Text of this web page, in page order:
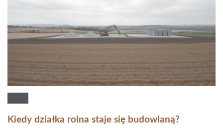
Kiedy działka rolna staje się budowlaną?